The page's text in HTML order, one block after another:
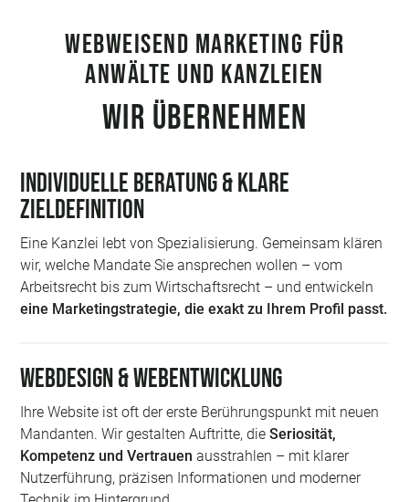
Webweisend Marketing für
Anwälte und Kanzleien
WIR ÜBERNEHMEN
Individuelle Beratung & klare
Zieldefinition
Eine Kanzlei lebt von Spezialisierung. Gemeinsam klären
wir, welche Mandate Sie ansprechen wollen – vom
Arbeitsrecht bis zum Wirtschaftsrecht – und entwickeln
eine Marketingstrategie, die exakt zu Ihrem Profil passt.
Webdesign & Webentwicklung
Ihre Website ist oft der erste Berührungspunkt mit neuen
Mandanten. Wir gestalten Auftritte, dieSeriosität,
Kompetenz und Vertrauen ausstrahlen – mit klarer
Nutzerführung, präzisen Informationen und moderner